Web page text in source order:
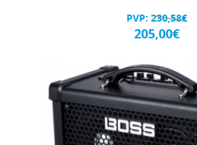
PVP: 230,58€
205,00€